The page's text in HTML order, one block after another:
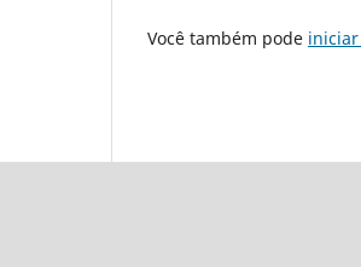
Você também pode